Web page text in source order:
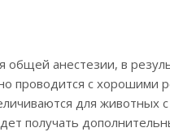
общей анестезии, в
проводится с хорошими
для животных
получать